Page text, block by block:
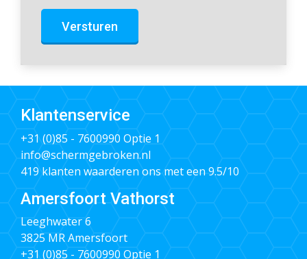
Versturen
Klantenservice
+31 (0)85 - 7600990 Optie 1
info@schermgebroken.nl
419 klanten waarderen ons met een 9.5/10
Amersfoort Vathorst
Leeghwater 6
3825 MR Amersfoort
+31 (0)85 - 7600990 Optie 1